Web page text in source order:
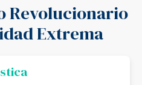
Revolucionario
Extrema